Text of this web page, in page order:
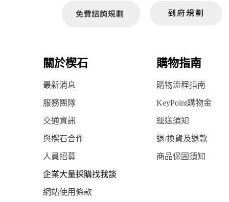
關於楔石 購物指南
最新消息 購物流程指南
服務團隊 KeyPoint購物金
交通資訊 運送須知
與楔石合作 退/換貨及退款
人員招募 商品保固須知
企業大量採購找我談
網站使用條款